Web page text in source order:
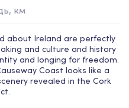
км
about Ireland are perfectly
and culture and history
and longing for freedom.
Coast looks like a
revealed in the Cork